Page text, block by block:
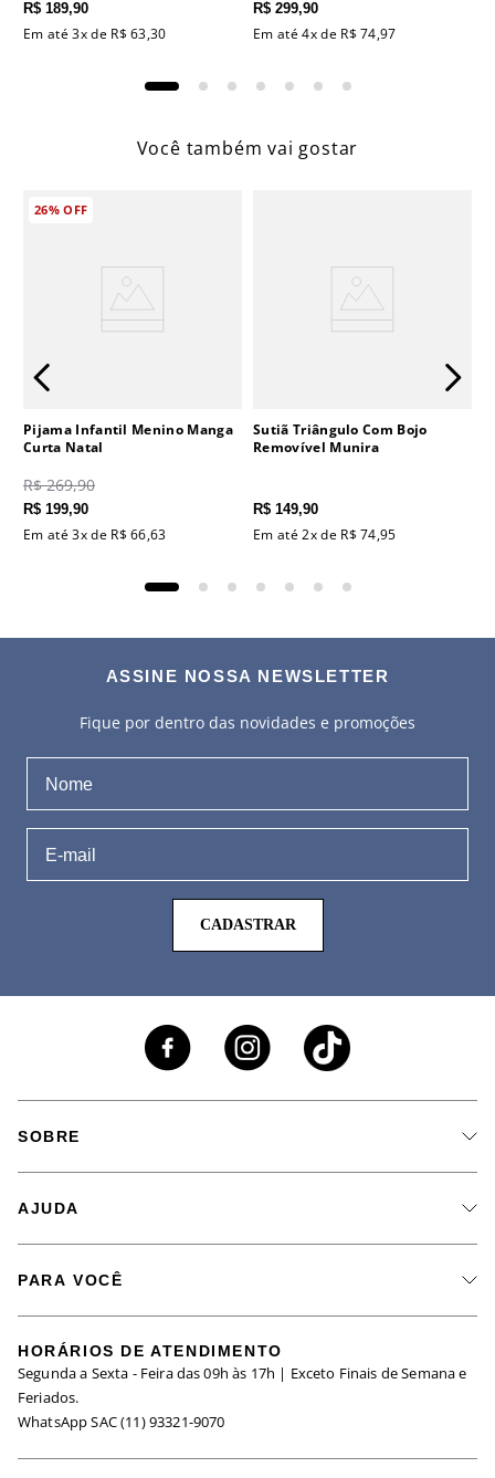
R$ 189,90
Em até3x de R$ 63,30
R$ 299,90
Em até4x de R$ 74,97
Você também vai gostar
26%OFF
Pijama Infantil Menino Manga
Curta Natal
R$ 269,90
R$ 199,90
Em até3x de R$ 66,63
Sutiã Triângulo Com Bojo
Removível Munira
R$ 149,90
Em até2x de R$ 74,95
ASSINE NOSSA NEWSLETTER
Fique por dentro das novidades e promoções
CADASTRAR
SOBRE
Seja um Revendedor
Igualdade Salarial
Requisição de Dados
AJUDA
Minha Conta
Trocas
PARA VOCÊ
Maternidade
Seja um Afiliado
HORÁRIOS DE ATENDIMENTO
Segunda a Sexta - Feira das 09h às 17h | Exceto Finais de Semana e
Feriados.
WhatsApp SAC (11) 93321-9070